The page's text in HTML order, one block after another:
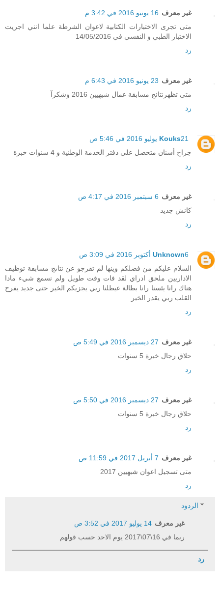
غير معرف 16 يونيو 2016 في 3:42 م
متى تجرى الاختبارات الكتابية لاعوان الشرطة علما انني اجريت
الاختبار الطبي و النفسي في 14/05/2016
رد
غير معرف 23 يونيو 2016 في 6:43 م
متى تظهرنتائج مسابقة عمال شبهيين 2016 وشكرآ
رد
Kouks21 يوليو 2016 في 5:46 ص
جراح أسنان متحصل على دفتر الخدمة الوطنية و 4 سنوات خبرة
رد
غير معرف 6 سبتمبر 2016 في 4:17 ص
كانش جديد
رد
Unknown6 أكتوبر 2016 في 3:09 ص
السلام عليكم من فضلكم وينها لم تفرجو عن نتاىج مسابقة توظيف
الاداريين ملحق ادراي لقد فات وقت طويل ولم نسمع شيء مادا
هناك رانا يئسنا رانا بطالة عيطلنا ربي يجزيكم الخير حتى جديد يفرح
القلب ربي يقدر الخير
رد
غير معرف 27 ديسمبر 2016 في 5:49 ص
حلاق رجال خبرة 5 سنوات
رد
غير معرف 27 ديسمبر 2016 في 5:50 ص
حلاق رجال خبرة 5 سنوات
رد
غير معرف 7 أبريل 2017 في 11:59 ص
متى تسجيل اعوان شبهيين 2017
رد
الردود
غير معرف 14 يوليو 2017 في 3:52 ص
ربما في 16\07\2017 يوم الاحد حسب قولهم
رد